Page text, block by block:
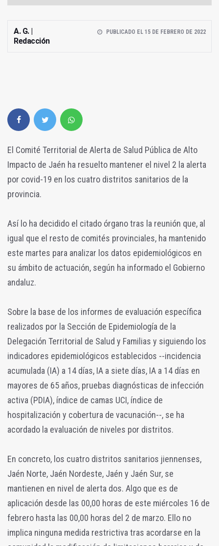
A. G. |
Redacción
PUBLICADO EL 15 DE FEBRERO DE 2022
El Comité Territorial de Alerta de Salud Pública de Alto
Impacto de Jaén ha resuelto mantener el nivel 2 la alerta
por covid-19 en los cuatro distritos sanitarios de la
provincia.
Así lo ha decidido el citado órgano tras la reunión que, al
igual que el resto de comités provinciales, ha mantenido
este martes para analizar los datos epidemiológicos en
su ámbito de actuación, según ha informado el Gobierno
andaluz.
Sobre la base de los informes de evaluación específica
realizados por la Sección de Epidemiología de la
Delegación Territorial de Salud y Familias y siguiendo los
indicadores epidemiológicos establecidos --incidencia
acumulada (IA) a 14 días, IA a siete días, IA a 14 días en
mayores de 65 años, pruebas diagnósticas de infección
activa (PDIA), índice de camas UCI, índice de
hospitalización y cobertura de vacunación--, se ha
acordado la evaluación de niveles por distritos.
En concreto, los cuatro distritos sanitarios jiennenses,
Jaén Norte, Jaén Nordeste, Jaén y Jaén Sur, se
mantienen en nivel de alerta dos. Algo que es de
aplicación desde las 00,00 horas de este miércoles 16 de
febrero hasta las 00,00 horas del 2 de marzo. Ello no
implica ninguna medida restrictiva tras acordarse en la